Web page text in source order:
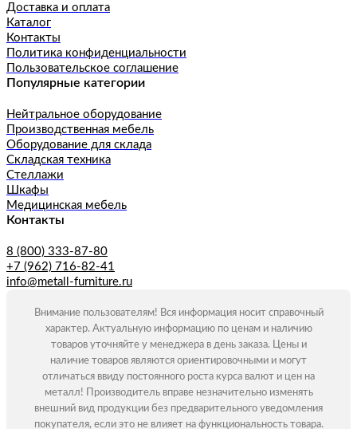
Доставка и оплата
Каталог
Контакты
Политика конфиденциальности
Пользовательское соглашение
Популярные категории
Нейтральное оборудование
Производственная мебель
Оборудование для склада
Складская техника
Стеллажи
Шкафы
Медицинская мебель
Контакты
8 (800) 333-87-80
+7 (962) 716-82-41
info@metall-furniture.ru
Внимание пользователям! Вся информация носит справочный
характер. Актуальную информацию по ценам и наличию
товаров уточняйте у менеджера в день заказа. Цены и
наличие товаров являются ориентировочными и могут
отличаться ввиду постоянного роста курса валют и цен на
металл! Производитель вправе незначительно изменять
внешний вид продукции без предварительного уведомления
покупателя, если это не влияет на функциональность товара.